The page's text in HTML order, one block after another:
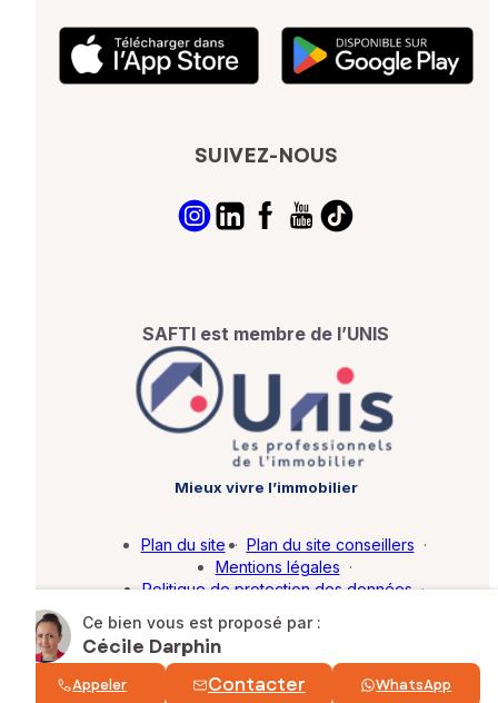
Ce bien vous est proposé par :
Cécile Darphin
Appeler Contacter WhatsApp
SUIVEZ-NOUS
SAFTI est membre de l’UNIS
Mieux vivre l’immobilier
© SAFTI 2026. Tous droits réservés.
Plan du site · Plan du site conseillers ·
Mentions légales ·
Politique de protection des données ·